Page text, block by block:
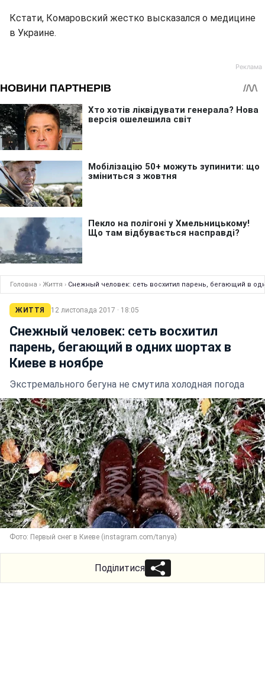
Кстати, Комаровский жестко высказался о медицине
в Украине.
Головна › Життя › Снежный человек: сеть восхитил парень, бегающий в
ЖИТТЯ 12 листопада 2017 · 18:05
Снежный человек: сеть восхитил
парень, бегающий в одних шортах в
Киеве в ноябре
Экстремального бегуна не смутила холодная погода
Фото: Первый снег в Киеве (instagram.com/tanya)
Поділитися